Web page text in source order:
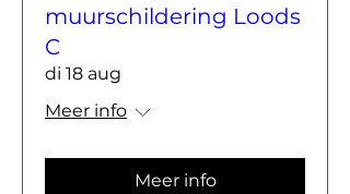
muurschildering Loods
C
di 18 aug
Meer info
Meer info